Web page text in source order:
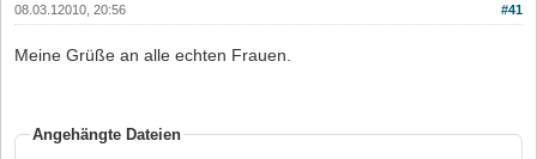
#41
08.03.12010, 20:56
Meine Grüße an alle echten Frauen.
Angehängte Dateien